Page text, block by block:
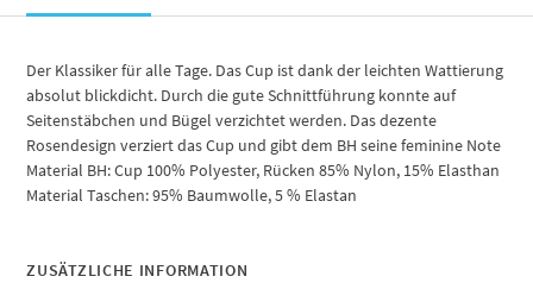
Der Klassiker für alle Tage. Das Cup ist dank der leichten Wattierung
absolut blickdicht. Durch die gute Schnittführung konnte auf
Seitenstäbchen und Bügel verzichtet werden. Das dezente
Rosendesign verziert das Cup und gibt dem BH seine feminine Note
Material BH: Cup 100% Polyester, Rücken 85% Nylon, 15% Elasthan
Material Taschen: 95% Baumwolle, 5 % Elastan
ZUSÄTZLICHE INFORMATION